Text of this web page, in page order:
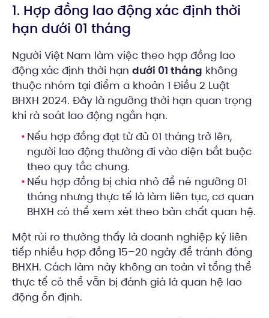
1. Hợp đồng lao động xác định thời
hạn dưới 01 tháng
Người Việt Nam làm việc theo hợp đồng lao
động xác định thời hạn dưới 01 tháng không
thuộc nhóm tại điểm a khoản 1 Điều 2 Luật
BHXH 2024. Đây là ngưỡng thời hạn quan trọng
khi rà soát lao động ngắn hạn.
Nếu hợp đồng đạt từ đủ 01 tháng trở lên,
người lao động thường đi vào diện bắt buộc
theo quy tắc chung.
Nếu hợp đồng bị chia nhỏ để né ngưỡng 01
tháng nhưng thực tế là làm liên tục, cơ quan
BHXH có thể xem xét theo bản chất quan hệ.
Một rủi ro thường thấy là doanh nghiệp ký liên
tiếp nhiều hợp đồng 15–20 ngày để tránh đóng
BHXH. Cách làm này không an toàn vì tổng thể
thực tế có thể vẫn bị đánh giá là quan hệ lao
động ổn định.